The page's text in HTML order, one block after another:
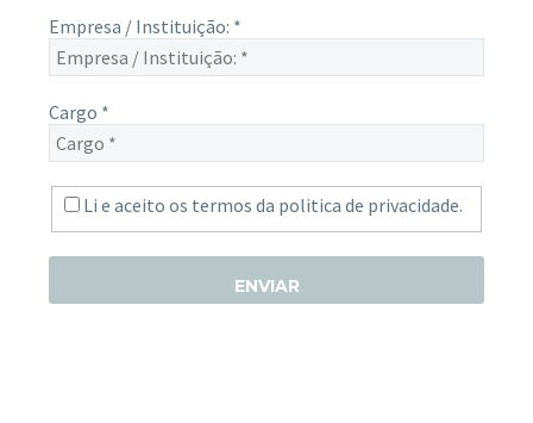
Empresa / Instituição: *
Cargo *
Li e aceito os termos da politica de privacidade.